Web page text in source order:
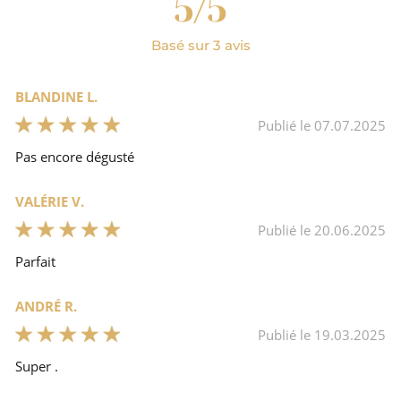
Beurre de cacao, sucre, poudre de lait.
Tablettes de chocolat
5/5
Basé sur 3 avis
BLANDINE L.
Publié le 07.07.2025
Pas encore dégusté
VALÉRIE V.
Publié le 20.06.2025
Parfait
ANDRÉ R.
Publié le 19.03.2025
Super .